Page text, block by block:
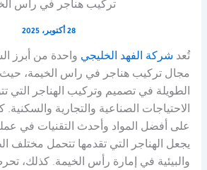
تركيب هناجر في راس
28 أكتوبر، 2025
تُعد شركة الفهد الخليجي واحدة من أبرز
مجال تركيب هناجر في راس الخيمة، حيث
الطويلة في تصميم وتركيب الهناجر التي
الاحتياجات الصناعية والتجارية
على أفضل المواد وأحدث التقنيات في
يجعل الهناجر التي تقدمها تتحمل مختلف
والبيئية في إمارة رأس الخيمة. كذلك،